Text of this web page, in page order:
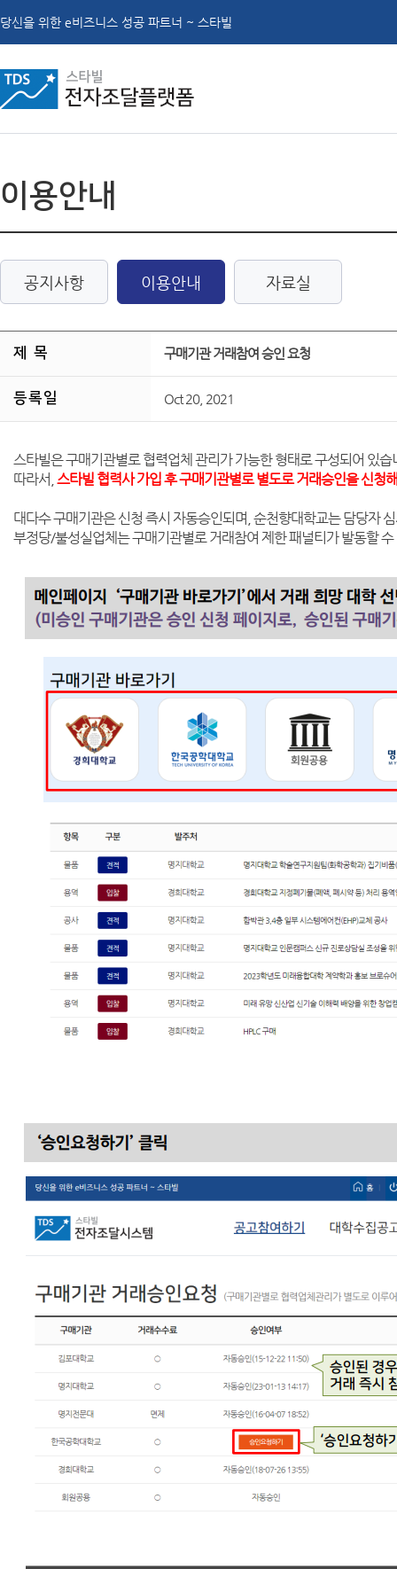
당신을 위한 e비즈니스 성공 파트너 ~ 스타빌
이용안내
공지사항 이용안내 자료실
제 목 구매기관 거래참여 승인 요청
등 록 일 Oct 20, 2021
스타빌은 구매기관별로 협력업체 관리가 가능한 형태로 구성되어 있습
따라서, 스타빌 협력사 가입 후 구매기관별로 별도로 거래승인을 신청
대다수 구매기관은 신청 즉시 자동승인되며, 순천향대학교는 담당자
부정당/불성실업체는 구매기관별로 거래참여 제한 패널티가 발동할